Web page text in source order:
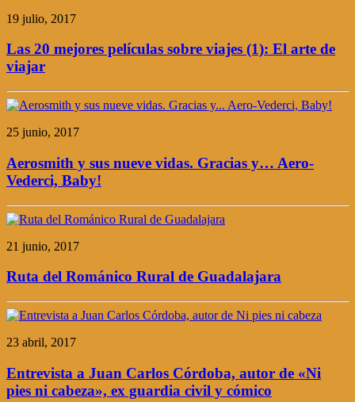
19 julio, 2017
Las 20 mejores películas sobre viajes (1): El arte de
viajar
25 junio, 2017
Aerosmith y sus nueve vidas. Gracias y… Aero-
Vederci, Baby!
21 junio, 2017
Ruta del Románico Rural de Guadalajara
23 abril, 2017
Entrevista a Juan Carlos Córdoba, autor de «Ni
pies ni cabeza», ex guardia civil y cómico